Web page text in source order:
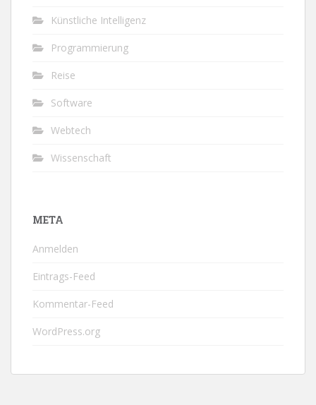
Künstliche Intelligenz
Programmierung
Reise
Software
Webtech
Wissenschaft
META
Anmelden
Eintrags-Feed
Kommentar-Feed
WordPress.org